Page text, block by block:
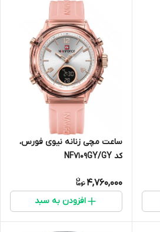
ساعت مچی زنانه نیوی فورس،
کد NF7109GY/GY
4,760,000
افزودن به سبد